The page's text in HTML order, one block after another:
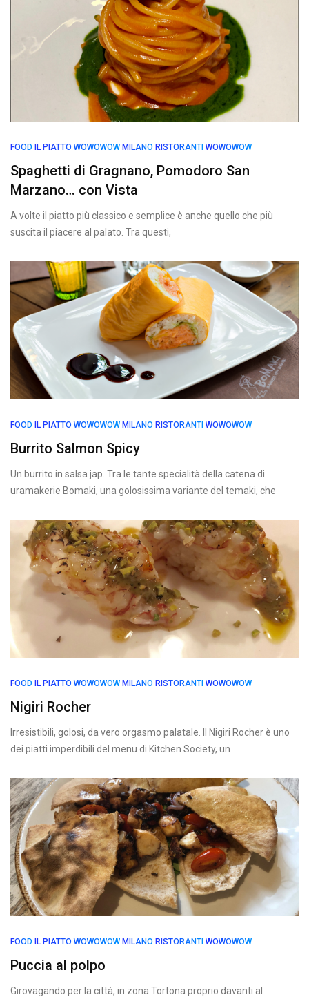
FOOD IL PIATTO WOWOWOW MILANO RISTORANTI WOWOWOW
Spaghetti di Gragnano, Pomodoro San
Marzano… con Vista
A volte il piatto più classico e semplice è anche quello che più
suscita il piacere al palato. Tra questi,
FOOD IL PIATTO WOWOWOW MILANO RISTORANTI WOWOWOW
Burrito Salmon Spicy
Un burrito in salsa jap. Tra le tante specialità della catena di
uramakerie Bomaki, una golosissima variante del temaki, che
FOOD IL PIATTO WOWOWOW MILANO RISTORANTI WOWOWOW
Nigiri Rocher
Irresistibili, golosi, da vero orgasmo palatale. Il Nigiri Rocher è uno
dei piatti imperdibili del menu di Kitchen Society, un
FOOD IL PIATTO WOWOWOW MILANO RISTORANTI WOWOWOW
Puccia al polpo
Girovagando per la città, in zona Tortona proprio davanti al